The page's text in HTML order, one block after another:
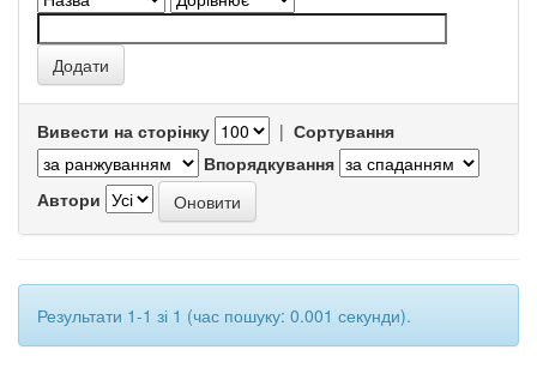
Вивести на сторінку | Сортування
Впорядкування
Автори
Результати 1-1 зі 1 (час пошуку: 0.001 секунди).